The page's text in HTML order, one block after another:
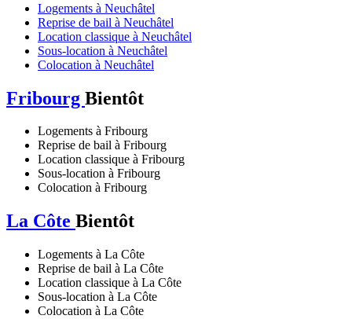
Logements à Neuchâtel
Reprise de bail à Neuchâtel
Location classique à Neuchâtel
Sous-location à Neuchâtel
Colocation à Neuchâtel
Fribourg Bientôt
Logements à Fribourg
Reprise de bail à Fribourg
Location classique à Fribourg
Sous-location à Fribourg
Colocation à Fribourg
La Côte Bientôt
Logements à La Côte
Reprise de bail à La Côte
Location classique à La Côte
Sous-location à La Côte
Colocation à La Côte